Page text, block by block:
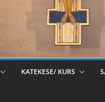
KATEKESE/ KURS